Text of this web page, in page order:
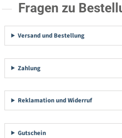
Fragen zu
Versand und Bestellung
Zahlung
Reklamation und Widerruf
Gutschein